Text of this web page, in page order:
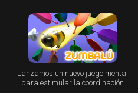
Lanzamos un nuevo juego mental
para estimular la coordinación